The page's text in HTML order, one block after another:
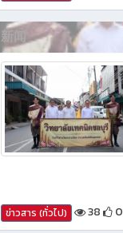
新闻
ข่าวสาร (ทั่วไป) 38 0